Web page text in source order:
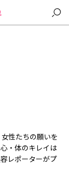
性たちの願いを
・体のキレイは
レポーターがプ